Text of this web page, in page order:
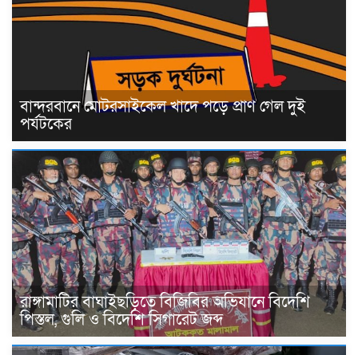
বান্দরবানে মোটরসাইকেল খাদে পড়ে প্রাণ গেল দুই
পর্যটকের
রাঙ্গামাটির বাঘাইছড়িতে বিজিবির অভিযানে বিদেশি
পিস্তল, গুলি ও বিদেশি সিগারেট জব্দ